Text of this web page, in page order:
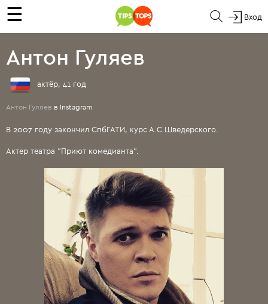
☰ Вход
Антон Гуляев
актёр, 41 год
Антон Гуляев в Instagram
В 2007 году закончил СпбГАТИ, курс А.С.Шведерского.
Актер театра "Приют комедианта".